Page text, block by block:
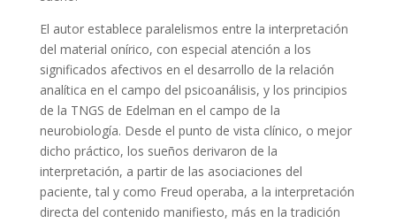
El autor establece paralelismos entre la interpretación
del material onírico, con especial atención a los
significados afectivos en el desarrollo de la relación
analítica en el campo del psicoanálisis, y los principios
de la TNGS de Edelman en el campo de la
neurobiología. Desde el punto de vista clínico, o mejor
dicho práctico, los sueños derivaron de la
interpretación, a partir de las asociaciones del
paciente, tal y como Freud operaba, a la interpretación
directa del contenido manifiesto, más en la tradición